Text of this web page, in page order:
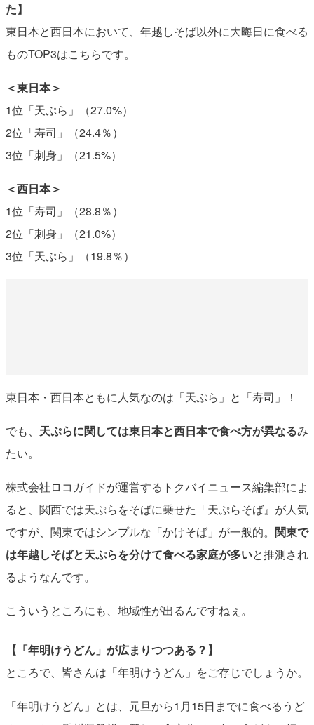
た】
東日本と西日本において、年越しそば以外に大晦日に食べる
ものTOP3はこちらです。
＜東日本＞
1位「天ぷら」（27.0%）
2位「寿司」（24.4％）
3位「刺身」（21.5%）
＜西日本＞
1位「寿司」（28.8％）
2位「刺身」（21.0%）
3位「天ぷら」（19.8％）
東日本・西日本ともに人気なのは「天ぷら」と「寿司」！
でも、 天ぷらに関しては東日本と西日本で食べ方が異なるみ
たい。
株式会社ロコガイドが運営するトクバイニュース編集部によ
ると、関西では天ぷらをそばに乗せた「天ぷらそば』が人気
ですが、関東ではシンプルな「かけそば」が一般的。 関東で
は年越しそばと天ぷらを分けて食べる家庭が多いと推測され
るようなんです。
こういうところにも、地域性が出るんですねぇ。
【「年明けうどん」が広まりつつある？】
ところで、皆さんは「年明けうどん」をご存じでしょうか。
「年明けうどん」とは、元旦から1月15日までに食べるうど